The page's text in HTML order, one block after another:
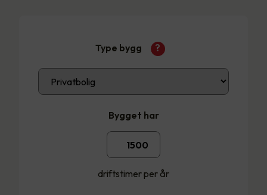
Type bygg ?
Bygget har
driftstimer per år